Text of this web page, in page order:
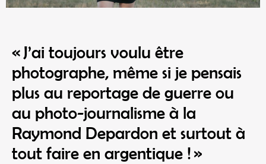
« J’ai toujours voulu être
photographe, même si je pensais
plus au reportage de guerre ou
au photo-journalisme à la
Raymond Depardon et surtout à
tout faire en argentique ! »